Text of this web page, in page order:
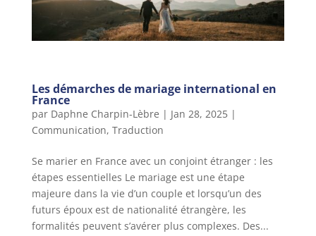
Les démarches de mariage international en
France
par Daphne Charpin-Lèbre | Jan 28, 2025|
Communication, Traduction
Se marier en France avec un conjoint étranger : les
étapes essentielles Le mariage est une étape
majeure dans la vie d’un couple et lorsqu’un des
futurs époux est de nationalité étrangère, les
formalités peuvent s’avérer plus complexes. Des...